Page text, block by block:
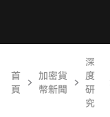
首
頁
加密貨
幣新聞
深
度
研
究